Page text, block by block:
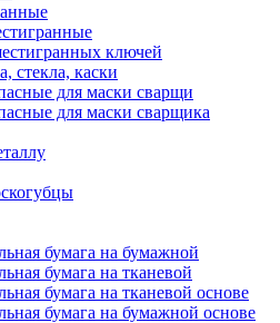
ключей
стекла, каски
для маски сварщи
для маски сварщика
бумага на бумажной
бумага на тканевой
бумага на тканевой основе
бумага на бумажной основе